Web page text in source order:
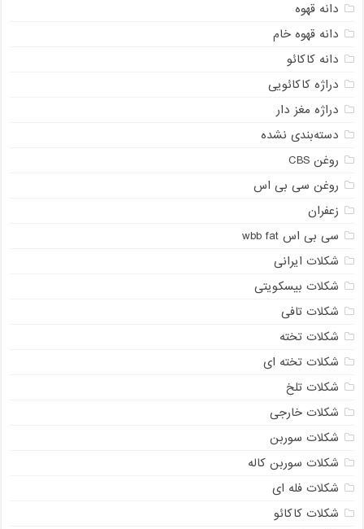
دانه قهوه
دانه قهوه خام
دانه کاکائو
دراژه کاکائویی
دراژه مغز دار
دسته‌بندی نشده
روغن CBS
روغن سی بی اس
زعفران
سی بی اس wbb fat
شکلات ایرانی
شکلات بیسکویتی
شکلات تافی
شکلات تخته
شکلات تخته ای
شکلات تلخ
شکلات خارجی
شکلات سوربن
شکلات سوربن کاله
شکلات فله ای
شکلات کاکائو